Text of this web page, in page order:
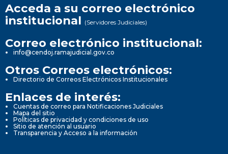
Acceda a su correo electrónico
institucional (Servidores Judiciales)
Correo electrónico institucional:
info@cendoj.ramajudicial.gov.co
Otros Correos electrónicos:
Directorio de Correos Electrónicos Institucionales
Enlaces de interés:
Cuentas de correo para Notificaciones Judiciales
Mapa del sitio
Políticas de privacidad y condiciones de uso
Sitio de atención al usuario
Transparencia y Acceso a la información